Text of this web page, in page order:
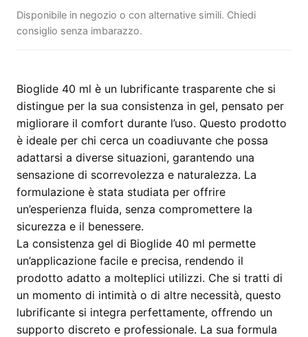
Disponibile in negozio o con alternative simili. Chiedi
consiglio senza imbarazzo.
Bioglide 40 ml è un lubrificante trasparente che si
distingue per la sua consistenza in gel, pensato per
migliorare il comfort durante l’uso. Questo prodotto
è ideale per chi cerca un coadiuvante che possa
adattarsi a diverse situazioni, garantendo una
sensazione di scorrevolezza e naturalezza. La
formulazione è stata studiata per offrire
un’esperienza fluida, senza compromettere la
sicurezza e il benessere.
La consistenza gel di Bioglide 40 ml permette
un’applicazione facile e precisa, rendendo il
prodotto adatto a molteplici utilizzi. Che si tratti di
un momento di intimità o di altre necessità, questo
lubrificante si integra perfettamente, offrendo un
supporto discreto e professionale. La sua formula